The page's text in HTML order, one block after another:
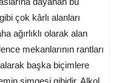
çok kârlı alanları
ağırlıklı olarak alan
mekanlarının rantları
başka biçimlere